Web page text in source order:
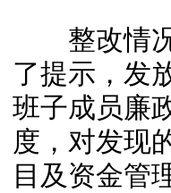
整改情况
了提示，发
班子成员廉
度，对发现
目及资金管